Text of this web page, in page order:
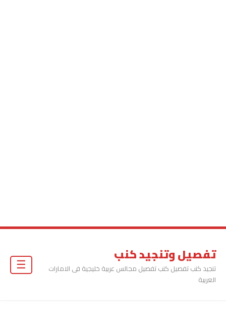
تفصيل وتنجيد كنب
تنجيد كنب تفصيل كنب تفصيل مجالس عربية خليجية فى الامارات
العربية